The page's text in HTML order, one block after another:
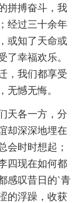
拼搏奋斗，我
经过三十余年
或知了天命或
了幸福欢乐。
，我们都享受
无憾无悔。
天各一方，分
却深深地埋在
会时时想起；
四现在如何都
感叹昔日的`青
的浮躁，收获